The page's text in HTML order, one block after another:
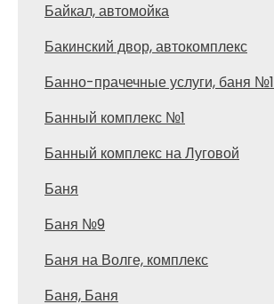
Байкал, автомойка
Бакинский двор, автокомплекс
Банно-прачечные услуги, баня №1
Банный комплекс №1
Банный комплекс на Луговой
Баня
Баня №9
Баня на Волге, комплекс
Баня, Баня